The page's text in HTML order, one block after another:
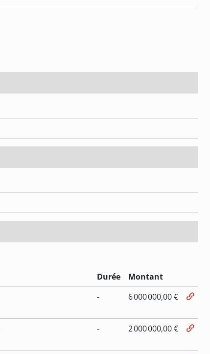
Durée
Montant
- 6 000 000,00 €
- 2 000 000,00 €